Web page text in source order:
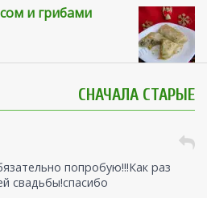
и грибами
СНАЧАЛА СТАРЫЕ
попробую!!!Как раз
свадьбы!спасибо